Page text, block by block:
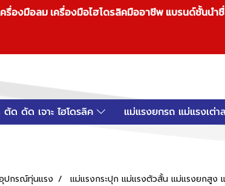
องมือลม เครื่องมือไฮโดรลิคมืออาชีพ แบรนด์ชั้นน
ตัด ดัด เจาะ ไฮโดรลิค แม่แรงยกรถ แม่แรงเต่า
ปกรณ์ทุ่นแรง แม่แรงกระปุก แม่แรงตัวสั้น แม่แรงยกสูง